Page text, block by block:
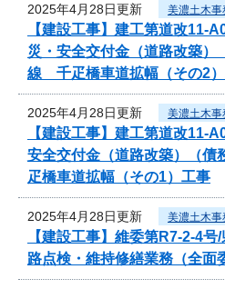
2025年4月28日更新 美濃土木事
【建設工事】建工第道改11-
災・安全交付金（道路改築）
線 千疋橋車道拡幅（その2
2025年4月28日更新 美濃土木事
【建設工事】建工第道改11-
安全交付金（道路改築）（
疋橋車道拡幅（その1）工事
2025年4月28日更新 美濃土木事
【建設工事】維委第R7-2-4
路点検・維持修繕業務（全面